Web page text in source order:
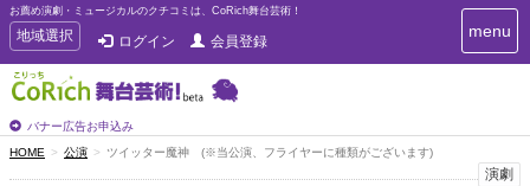
お薦め演劇・ミュージカルのクチコミは、CoRich舞台芸術！
T
o
g
g
e
n
a
地域選択 ログイン 会員登録
バナー広告お申込み
T
o
menu
HOME 公演 ツイッター魔神 (※当公演、フライヤーに種類がございます)
演劇